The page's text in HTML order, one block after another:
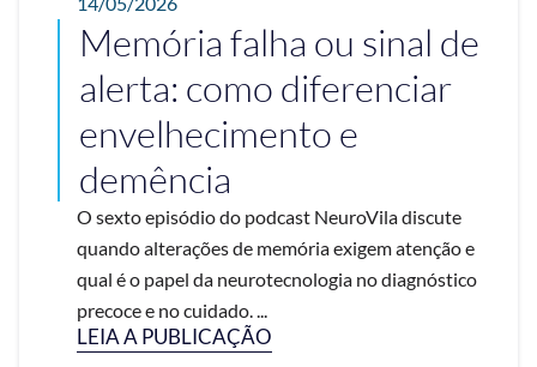
Memória falha ou sinal de
alerta: como diferenciar
envelhecimento e
demência
O sexto episódio do podcast NeuroVila discute
quando alterações de memória exigem atenção e
qual é o papel da neurotecnologia no diagnóstico
precoce e no cuidado. ...
LEIA A PUBLICAÇÃO